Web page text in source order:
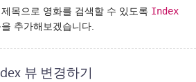
목으로 영화를 검색할 수 있도록 Index
추가해보겠습니다.
뷰 변경하기